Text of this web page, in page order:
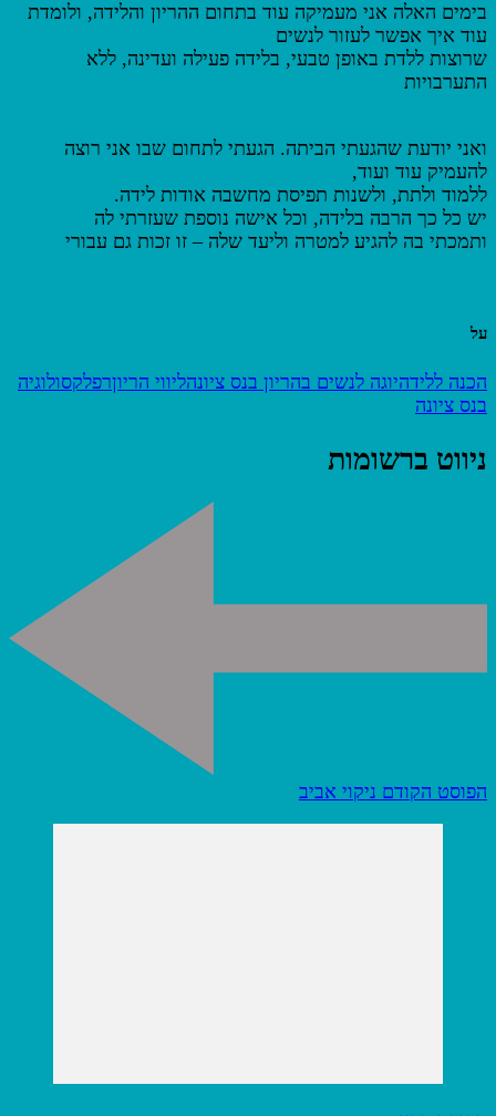
בימים האלה אני מעמיקה עוד בתחום ההריון והלידה, ולומדת
עוד איך אפשר לעזור לנשים
שרוצות ללדת באופן טבעי, בלידה פעילה ועדינה, ללא
התערבויות
ואני יודעת שהגעתי הביתה. הגעתי לתחום שבו אני רוצה
להעמיק עוד ועוד,
ללמוד ולתת, ולשנות תפיסת מחשבה אודות לידה.
יש כל כך הרבה בלידה, וכל אישה נוספת שעזרתי לה
ותמכתי בה להגיע למטרה וליעד שלה – זו זכות גם עבורי
על
הכנה ללידהיוגה לנשים בהריון בנס ציונהליווי הריוןרפלקסולוגיה
בנס ציונה
ניווט ברשומות
הפוסט הקודם ניקוי אביב